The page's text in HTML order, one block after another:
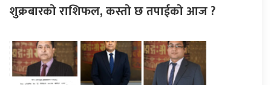
शुक्रबारको राशिफल, कस्तो छ तपाईको आज ?